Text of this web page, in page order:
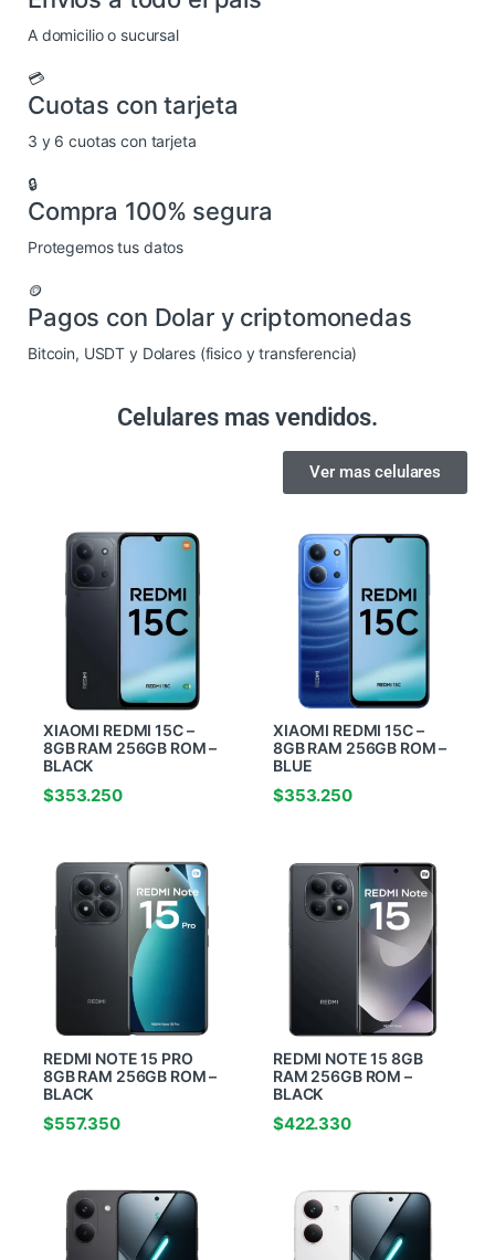
A domicilio o sucursal
💳
Cuotas con tarjeta
3 y 6 cuotas con tarjeta
🔒
Compra 100% segura
Protegemos tus datos
🪙
Pagos con Dolar y criptomonedas
Bitcoin, USDT y Dolares (fisico y transferencia)
Celulares mas vendidos.
Ver mas celulares
XIAOMI REDMI 15C –
8GB RAM 256GB ROM –
BLACK
$353.250
XIAOMI REDMI 15C –
8GB RAM 256GB ROM –
BLUE
$353.250
REDMI NOTE 15 PRO
8GB RAM 256GB ROM –
BLACK
$557.350
REDMI NOTE 15 8GB
RAM 256GB ROM –
BLACK
$422.330